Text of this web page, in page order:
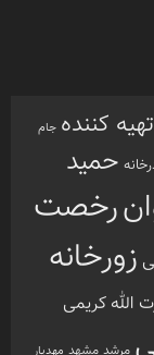
تهیه کننده جام
حمید
رخصت
زورخانه
الله کریمی
مرشد مشهد مهدیار